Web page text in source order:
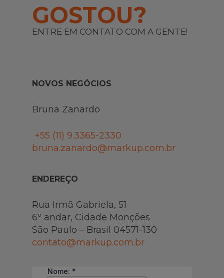
GOSTOU?
ENTRE EM CONTATO COM A GENTE!
NOVOS NEGÓCIOS
Bruna Zanardo
+55 (11) 9.3365-2330
bruna.zanardo@markup.com.br
ENDEREÇO
Rua Irmã Gabriela, 51
6º andar, Cidade Monções
São Paulo – Brasil 04571-130
contato@markup.com.br